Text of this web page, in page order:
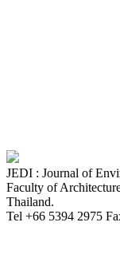
JEDI : Journal of
Faculty of
Thailand.
Tel +66 5394 2975